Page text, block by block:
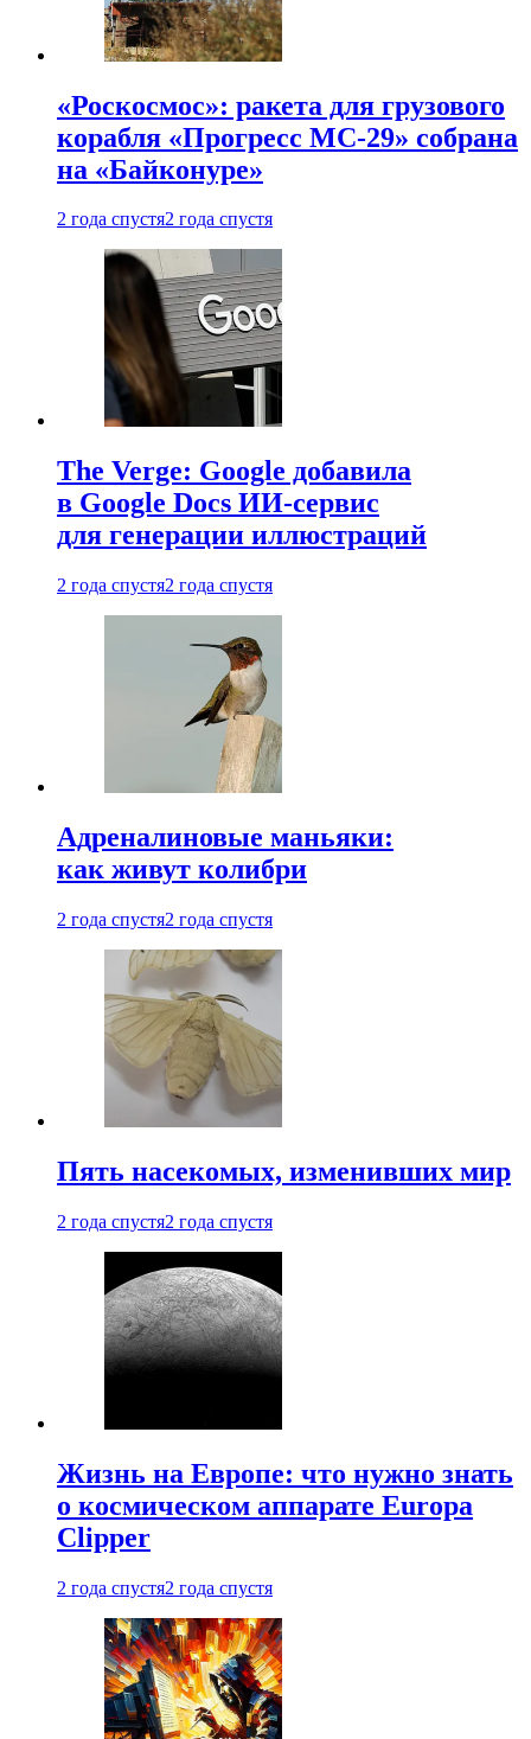
«Роскосмос»: ракета для грузового
корабля «Прогресс МС-29» собрана
на «Байконуре»
2 года спустя2 года спустя
The Verge: Google добавила
в Google Docs ИИ-сервис
для генерации иллюстраций
2 года спустя2 года спустя
Адреналиновые маньяки:
как живут колибри
2 года спустя2 года спустя
Пять насекомых, изменивших мир
2 года спустя2 года спустя
Жизнь на Европе: что нужно знать
о космическом аппарате Europa
Clipper
2 года спустя2 года спустя